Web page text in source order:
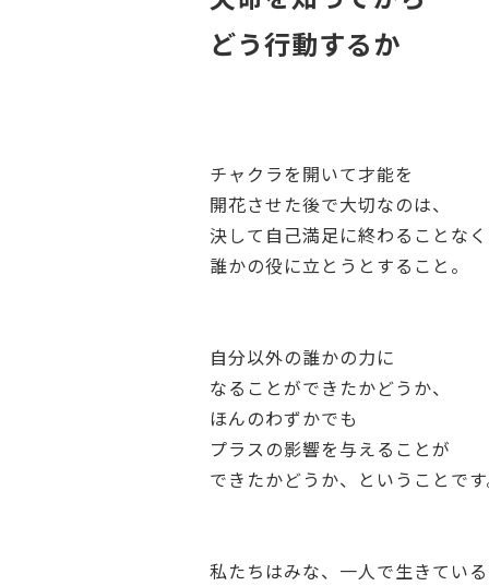
どう行動するか
チャクラを開いて才能を
開花させた後で大切なのは、
決して自己満足に終わることな
誰かの役に立とうとすること。
自分以外の誰かの力に
なることができたかどうか、
ほんのわずかでも
プラスの影響を与えることが
できたかどうか、ということで
私たちはみな、一人で生きている